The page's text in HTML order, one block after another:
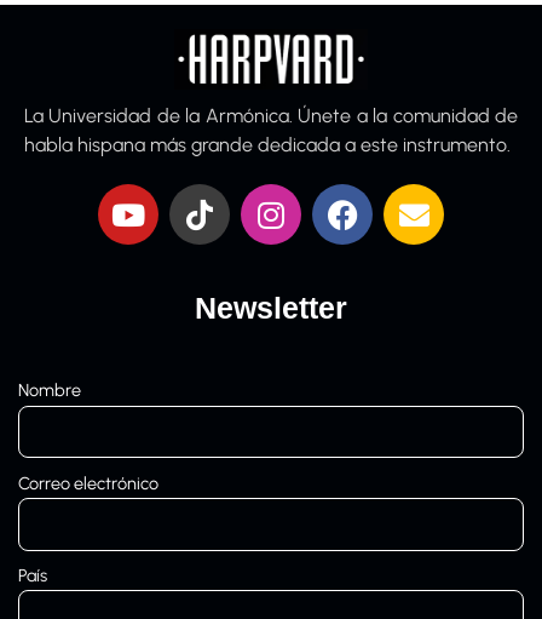
La Universidad de la Armónica. Únete a la comunidad de
habla hispana más grande dedicada a este instrumento.
Newsletter
Nombre
Correo electrónico
País